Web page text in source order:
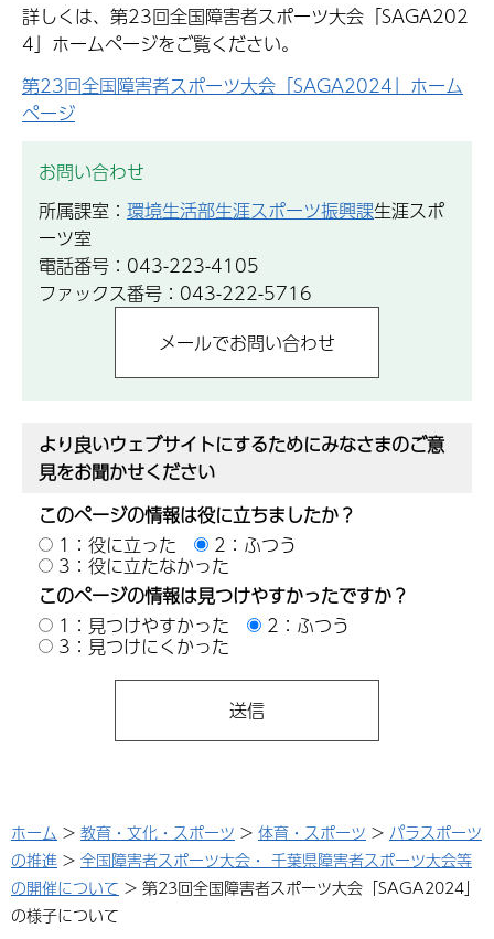
詳しくは、第23回全国障害者スポーツ大会「SAGA202
4」ホームページをご覧ください。
第23回全国障害者スポーツ大会「SAGA2024」ホーム
ページ
お問い合わせ
所属課室： 環境生活部生涯スポーツ振興課生涯スポ
ーツ室
電話番号：043-223-4105
ファックス番号：043-222-5716
より良いウェブサイトにするためにみなさまのご意
見をお聞かせください
このページの情報は役に立ちましたか？
1：役に立った
2：ふつう
3：役に立たなかった
このページの情報は見つけやすかったですか？
1：見つけやすかった
2：ふつう
3：見つけにくかった
ホーム > 教育・文化・スポーツ > 体育・スポーツ > パラスポーツ
の推進 > 全国障害者スポーツ大会・ 千葉県障害者スポーツ大会等
の開催について > 第23回全国障害者スポーツ大会「SAGA2024」
の様子について